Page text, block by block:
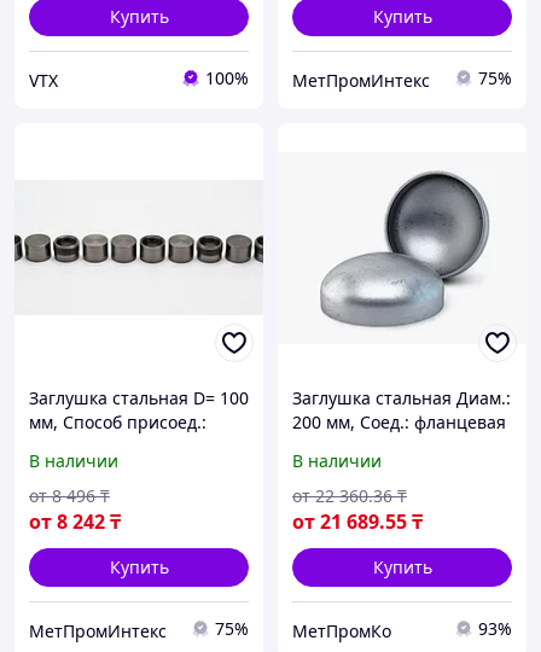
Купить
VTX 100%
Купить
МетПромИнтекс 75%
Заглушка стальная D= 100
мм, Способ присоед.:
В наличии
от8 242₸
от 8 496 ₸
Купить
МетПромИнтекс 75%
Заглушка стальная Диам.:
200 мм, Соед.: фланцевая
В наличии
от21 689.55₸
от 22 360.36 ₸
Купить
МетПромКо 93%